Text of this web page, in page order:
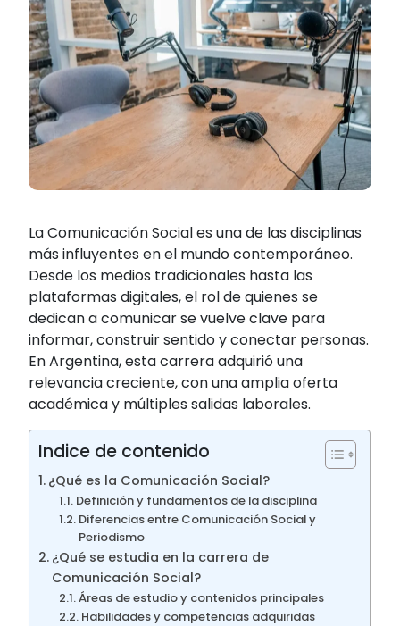
La Comunicación Social es una de las disciplinas
más influyentes en el mundo contemporáneo.
Desde los medios tradicionales hasta las
plataformas digitales, el rol de quienes se
dedican a comunicar se vuelve clave para
informar, construir sentido y conectar personas.
En Argentina, esta carrera adquirió una
relevancia creciente, con una amplia oferta
académica y múltiples salidas laborales.
Indice de contenido
¿Qué es la Comunicación Social?
Definición y fundamentos de la disciplina
Diferencias entre Comunicación Social y
Periodismo
¿Qué se estudia en la carrera de
Comunicación Social?
Áreas de estudio y contenidos principales
Habilidades y competencias adquiridas